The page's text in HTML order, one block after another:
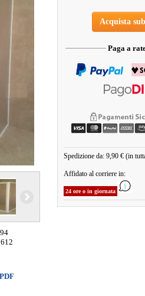
Acquista
Paga a
Spedizione da: 9,90 € (in
Affidato al corriere in:
24 ore o in giornata